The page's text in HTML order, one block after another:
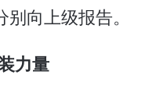
向上级报告。
力量